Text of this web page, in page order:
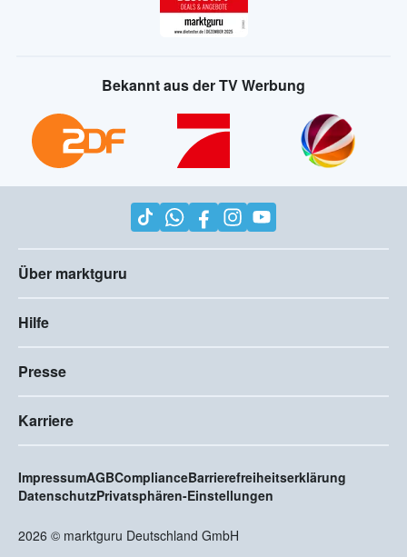
Bekannt aus der TV Werbung
Über marktguru
Hilfe
Presse
Karriere
ImpressumAGBComplianceBarrierefreiheitserklärung
DatenschutzPrivatsphären-Einstellungen
2026 © marktguru Deutschland GmbH